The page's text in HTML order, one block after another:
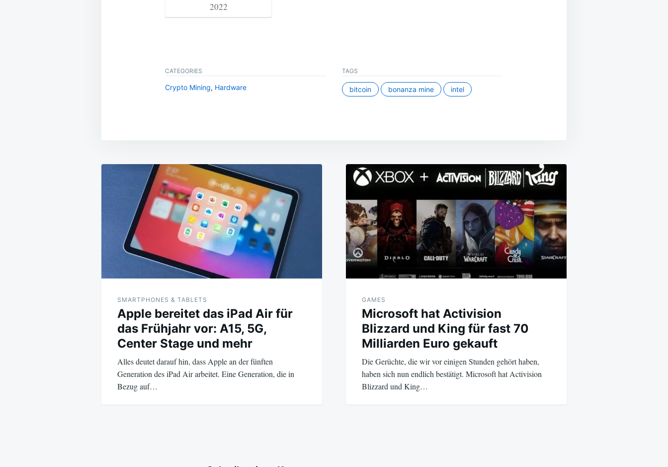
2022
CATEGORIES
Crypto Mining, Hardware
TAGS
bitcoin bonanza mine intel
Beitragsnavigation
SMARTPHONES & TABLETS
Apple bereitet das iPad Air für
das Frühjahr vor: A15, 5G,
Center Stage und mehr
Alles deutet darauf hin, dass Apple an der fünften
Generation des iPad Air arbeitet. Eine Generation, die in
Bezug auf…
GAMES
Microsoft hat Activision
Blizzard und King für fast 70
Milliarden Euro gekauft
Die Gerüchte, die wir vor einigen Stunden gehört haben,
haben sich nun endlich bestätigt. Microsoft hat Activision
Blizzard und King…